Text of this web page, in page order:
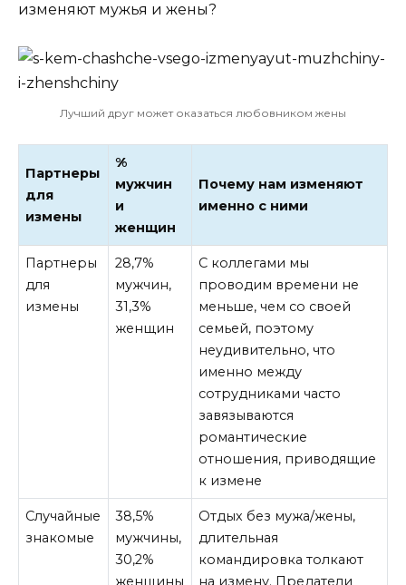
изменяют мужья и жены?
Лучший друг может оказаться любовником жены
Партнеры
для
измены
%
мужчин
и
женщин
Почему нам изменяют
именно с ними
Партнеры
для
измены
28,7%
мужчин,
31,3%
женщин
С коллегами мы
проводим времени не
меньше, чем со своей
семьей, поэтому
неудивительно, что
именно между
сотрудниками часто
завязываются
романтические
отношения, приводящие
к измене
Случайные
знакомые
38,5%
мужчины,
30,2%
женщины
Отдых без мужа/жены,
длительная
командировка толкают
на измену. Предатели